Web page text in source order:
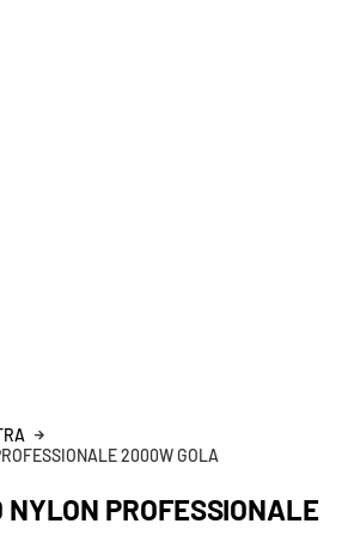
2000W GOLA
NYLON PROFESSIONALE